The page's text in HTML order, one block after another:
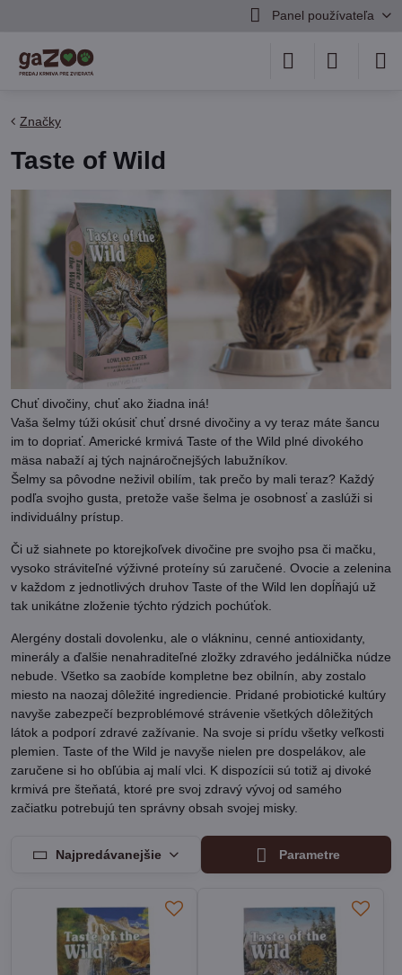
Panel používateľa
Značky
Taste of Wild
Chuť divočiny, chuť ako žiadna iná!
Vaša šelmy túži okúsiť chuť drsné divočiny a vy teraz máte šancu
im to dopriať. Americké krmivá Taste of the Wild plné divokého
mäsa nabaží aj tých najnáročnejšých labužníkov.
Šelmy sa pôvodne neživil obilím, tak prečo by mali teraz? Každý
podľa svojho gusta, pretože vaše šelma je osobnosť a zaslúži si
individuálny prístup.
Či už siahnete po ktorejkoľvek divočine pre svojho psa či mačku,
vysoko stráviteľné výživné proteíny sú zaručené. Ovocie a zelenina
v každom z jednotlivých druhov Taste of the Wild len dopĺňajú už
tak unikátne zloženie týchto rýdzich pochúťok.
Alergény dostali dovolenku, ale o vlákninu, cenné antioxidanty,
minerály a ďalšie nenahraditeľné zložky zdravého jedálnička núdze
nebude. Všetko sa zaobíde kompletne bez obilnín, aby zostalo
miesto na naozaj dôležité ingrediencie. Pridané probiotické kultúry
navyše zabezpečí bezproblémové strávenie všetkých dôležitých
látok a podporí zdravé zažívanie. Na svoje si prídu všetky veľkosti
plemien. Taste of the Wild je navyše nielen pre dospelákov, ale
zaručene si ho obľúbia aj malí vlci. K dispozícii sú totiž aj divoké
krmivá pre šteňatá, ktoré pre svoj zdravý vývoj od samého
začiatku potrebujú ten správny obsah svojej misky.
Najpredávanejšie Parametre